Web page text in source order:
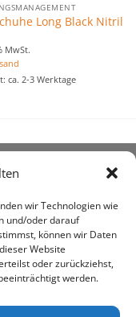
wir Technologien wie
und/oder darauf
können wir Daten
Website
oder zurückziehst,
werden.
Long Black Nitril
MwSt.
ca. 2-3 Werktage